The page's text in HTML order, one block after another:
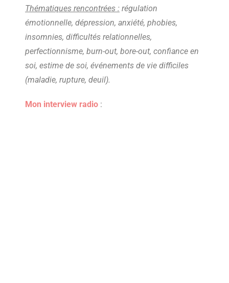
Thématiques rencontrées : régulation
émotionnelle, dépression, anxiété, phobies,
insomnies, difficultés relationnelles,
perfectionnisme, burn-out, bore-out, confiance en
soi, estime de soi, événements de vie difficiles
(maladie, rupture, deuil).
Mon interview radio :